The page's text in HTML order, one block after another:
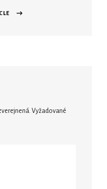
Vyžadované